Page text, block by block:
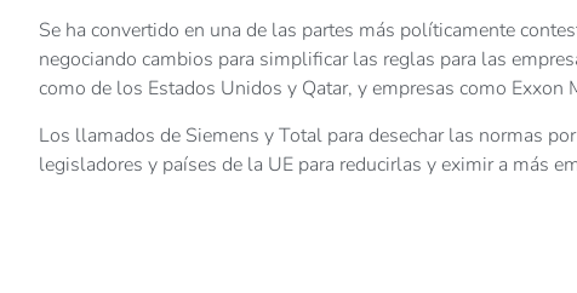
Se ha convertido en una de las partes más políticamente
negociando cambios para simplificar las reglas para las
como de los Estados Unidos y Qatar, y empresas como Exxon
Los llamados de Siemens y Total para desechar las normas
legisladores y países de la UE para reducirlas y eximir a más